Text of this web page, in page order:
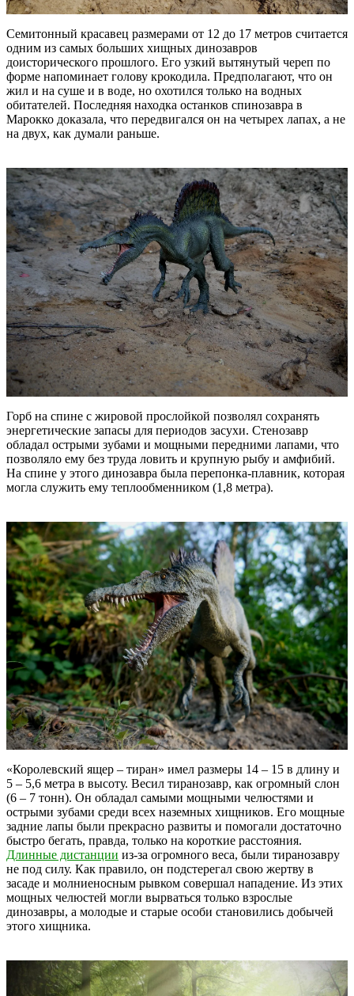
Семитонный красавец размерами от 12 до 17 метров считается
одним из самых больших хищных динозавров
доисторического прошлого. Его узкий вытянутый череп по
форме напоминает голову крокодила. Предполагают, что он
жил и на суше и в воде, но охотился только на водных
обитателей. Последняя находка останков спинозавра в
Марокко доказала, что передвигался он на четырех лапах, а не
на двух, как думали раньше.
Горб на спине с жировой прослойкой позволял сохранять
энергетические запасы для периодов засухи. Стенозавр
обладал острыми зубами и мощными передними лапами, что
позволяло ему без труда ловить и крупную рыбу и амфибий.
На спине у этого динозавра была перепонка-плавник, которая
могла служить ему теплообменником (1,8 метра).
«Королевский ящер – тиран» имел размеры 14 – 15 в длину и
5 – 5,6 метра в высоту. Весил тиранозавр, как огромный слон
(6 – 7 тонн). Он обладал самыми мощными челюстями и
острыми зубами среди всех наземных хищников. Его мощные
задние лапы были прекрасно развиты и помогали достаточно
быстро бегать, правда, только на короткие расстояния.
Длинные дистанции из-за огромного веса, были тиранозавру
не под силу. Как правило, он подстерегал свою жертву в
засаде и молниеносным рывком совершал нападение. Из этих
мощных челюстей могли вырваться только взрослые
динозавры, а молодые и старые особи становились добычей
этого хищника.